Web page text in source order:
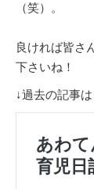
（笑）。
良ければ皆さ
下さいね！
↓過去の記事